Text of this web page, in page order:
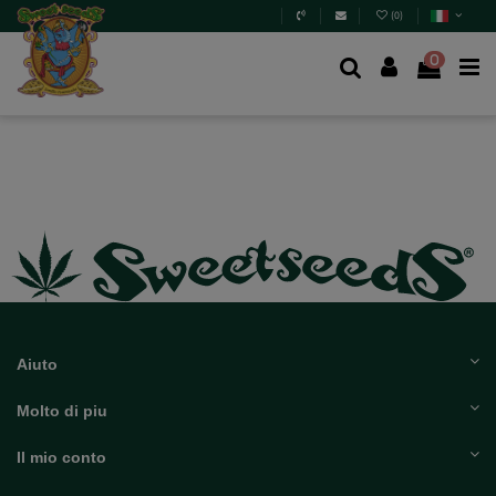
(0)
0
Aiuto
Molto di piu
Il mio conto